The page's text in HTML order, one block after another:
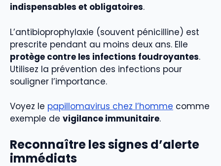
indispensables et obligatoires.
L’antibioprophylaxie (souvent pénicilline) est
prescrite pendant au moins deux ans. Elle
protège contre les infections foudroyantes.
Utilisez la prévention des infections pour
souligner l’importance.
Voyez le papillomavirus chez l’homme comme
exemple de vigilance immunitaire.
Reconnaître les signes d’alerte
immédiats